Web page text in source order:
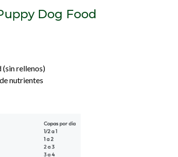
Dog Food
rellenos)
nutrientes